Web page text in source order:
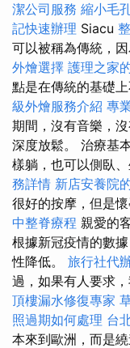
潔公司服務 縮小毛
記快速辦理 Siacu
可以被稱為傳統，
外燴選擇 護理之家
點是在傳統的基礎
級外燴服務介紹 專
期間，沒有音樂，
深度放鬆。 治療基
樣躺，也可以側臥
務詳情 新店安養院
很好的按摩，但是
中整脊療程 親愛的
根據新冠疫情的數
性降低。 旅行社代
過，如果有人要求
頂樓漏水修復專家
照過期如何處理 台
本來到歐洲，而是